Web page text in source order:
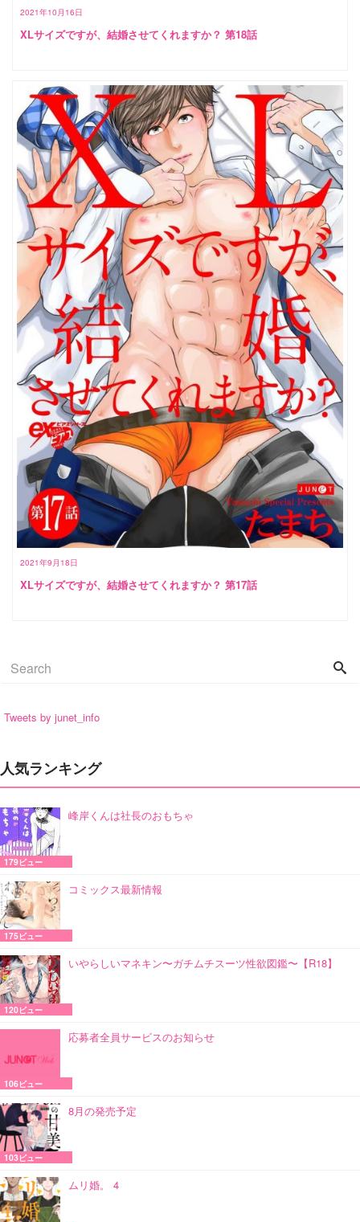
2021年10月16日
XLサイズですが、結婚させてくれますか？ 第18話
2021年9月18日
XLサイズですが、結婚させてくれますか？ 第17話
Tweets by junet_info
人気ランキング
峰岸くんは社長のおもちゃ
179ビュー
コミックス最新情報
175ビュー
いやらしいマネキン〜ガチムチスーツ性欲図鑑〜【R18】
120ビュー
応募者全員サービスのお知らせ
106ビュー
8月の発売予定
103ビュー
ムリ婚。 4